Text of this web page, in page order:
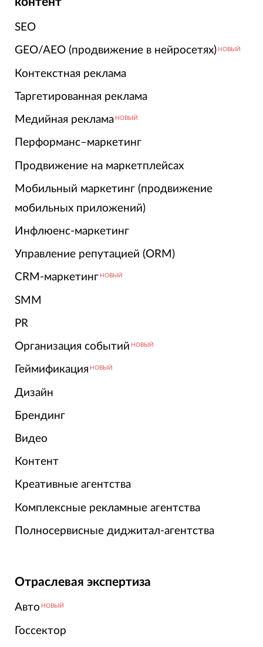
SEO
GEO/AEO (продвижение в нейросетях) НОВЫЙ
Контекстная реклама
Таргетированная реклама
Медийная реклама НОВЫЙ
Перформанс–маркетинг
Продвижение на маркетплейсах
Мобильный маркетинг (продвижение
мобильных приложений)
Инфлюенс-маркетинг
Управление репутацией (ORM)
CRM-маркетинг НОВЫЙ
SMM
PR
Организация событий НОВЫЙ
Геймификация НОВЫЙ
Дизайн
Брендинг
Видео
Контент
Креативные агентства
Комплексные рекламные агентства
Полносервисные диджитал-агентства
Отраслевая экспертиза
Авто НОВЫЙ
Госсектор